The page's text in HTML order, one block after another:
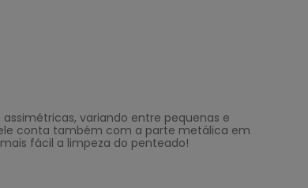
variando entre pequenas e
conta também com a parte metálica em
fácil a limpeza do penteado!